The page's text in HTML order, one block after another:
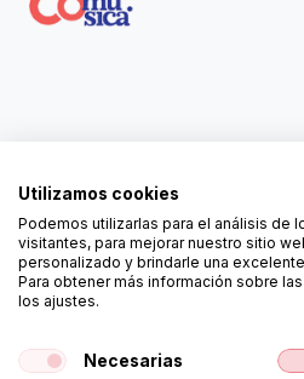
962250313
ortola@ortola-sa.es
Av. d'Albaida, s/n
46840 La Pobla del Duc (Valencia)
¡Síguenos!
Utilizamos cookies
Podemos utilizarlas para el análisis de
visitantes, para mejorar nuestro sitio
personalizado y brindarle una
Para obtener más información sobre
los ajustes.
Necesarias